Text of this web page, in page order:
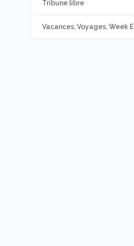
Tribune libre
Vacances, Voyages, Week